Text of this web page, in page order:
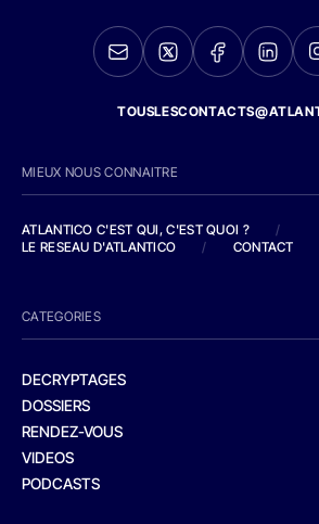
MIEUX NOUS CONNAITRE
ATLANTICO C'EST QUI, C'EST QUOI ?
/
LE RESEAU D'ATLANTICO
/ CONTACT
CATEGORIES
DECRYPTAGES
DOSSIERS
RENDEZ-VOUS
VIDEOS
PODCASTS